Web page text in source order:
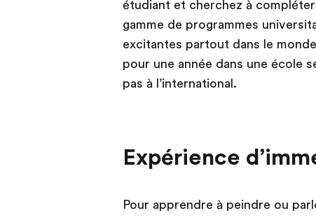
étudiant et cherchez à
gamme de programmes
excitantes partout dans le
pour une année dans une école
pas à l’international.
Expérience
Pour apprendre à peindre ou